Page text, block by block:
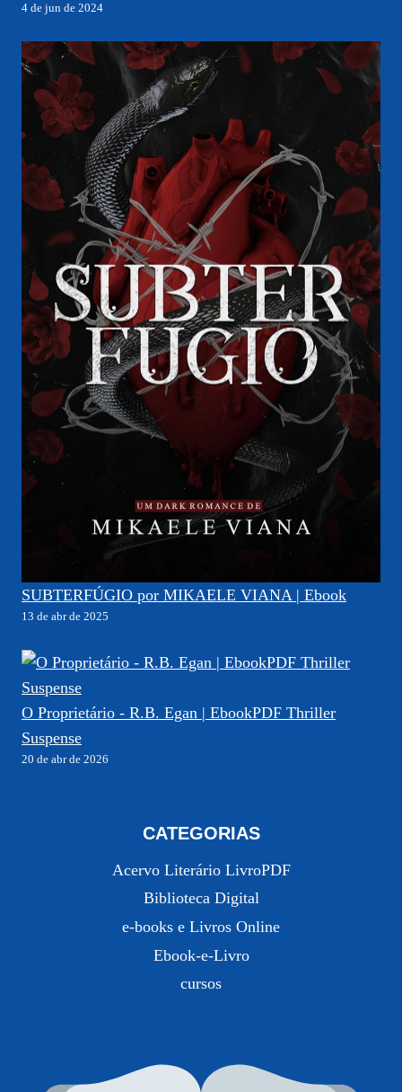
4 de jun de 2024
SUBTERFÚGIO por MIKAELE VIANA | Ebook
13 de abr de 2025
O Proprietário - R.B. Egan | EbookPDF Thriller
Suspense
20 de abr de 2026
CATEGORIAS
Acervo Literário LivroPDF
Biblioteca Digital
e-books e Livros Online
Ebook-e-Livro
cursos